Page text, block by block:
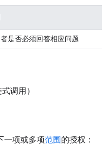
是否必须回答相应问题
调用）
一项或多项范围的授权：